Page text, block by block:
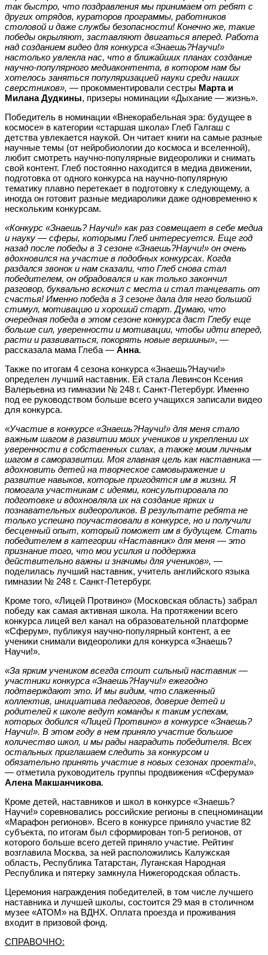
так быстро, что поздравления мы принимаем от ребят с
других отрядов, кураторов программы, работников
столовой и даже службы безопасности! Конечно же, такие
победы окрыляют, заставляют двигаться вперед. Работа
над созданием видео для конкурса «Знаешь?Научи!»
настолько увлекла нас, что в ближайших планах создание
научно-популярного медиаконтента, в котором нам бы
хотелось заняться популяризацией науки среди наших
сверстников», — прокомментировали сестры Марта и
Милана Дудкины, призеры номинации «Дыхание — жизнь».
Победитель в номинации «Внекорабельная эра: будущее в
космосе» в категории «старшая школа» Глеб Галгаш с
детства увлекается наукой. Он читает книги на самые разные
научные темы (от нейробиологии до космоса и вселенной),
любит смотреть научно-популярные видеоролики и снимать
свой контент. Глеб постоянно находится в медиа движении,
подготовка от одного конкурса на научно-популярную
тематику плавно перетекает в подготовку к следующему, а
иногда он готовит разные медиаролики даже одновременно к
нескольким конкурсам.
«Конкурс «Знаешь? Научи!» как раз совмещает в себе медиа
и науку — сферы, которыми Глеб интересуется. Еще год
назад после победы в 3 сезоне «Знаешь?Научи!» он очень
вдохновился на участие в подобных конкурсах. Когда
раздался звонок и нам сказали, что Глеб снова стал
победителем, он обрадовался и как только закончил
разговор, буквально вскочил с места и стал танцевать от
счастья! Именно победа в 3 сезоне дала для него большой
стимул, мотивацию и хороший старт. Думаю, что
очередная победа в этом сезоне конкурса даст Глебу еще
больше сил, уверенности и мотивации, чтобы идти вперед,
расти и развиваться, покорять новые вершины», —
рассказала мама Глеба — Анна.
Также по итогам 4 сезона конкурса «Знаешь?Научи!»
определен лучший наставник. Ей стала Левинсон Ксения
Валерьевна из гимназии № 248 г. Санкт-Петербург. Именно
под ее руководством больше всего учащихся записали видео
для конкурса.
«Участие в конкурсе «Знаешь?Научи!» для меня стало
важным шагом в развитии моих учеников и укреплении их
уверенности в собственных силах, а также моим личным
шагом в саморазвитии. Моя главная цель как наставника —
вдохновить детей на творческое самовыражение и
развитие навыков, которые пригодятся им в жизни. Я
помогала участникам с идеями, консультировала по
подготовке и вдохновляла их на создание ярких и
познавательных видеороликов. В результате ребята не
только успешно поучаствовали в конкурсе, но и получили
бесценный опыт, который поможет им в будущем. Стать
победителем в категории «Наставник» для меня — это
признание того, что мои усилия и поддержка
действительно важны и значимы для учеников», —
поделилась лучший наставник, учитель английского языка
гимназии № 248 г. Санкт-Петербург.
Кроме того, «Лицей Протвино» (Московская область) забрал
победу как самая активная школа. На протяжении всего
конкурса лицей вел канал на образовательной платформе
«Сферум», публикуя научно-популярный контент, а ее
ученики снимали видеоролики для конкурса «Знаешь?
Научи!».
«За ярким учеником всегда стоит сильный наставник —
участники конкурса «Знаешь?Научи!» ежегодно
подтверждают это. И мы видим, что слаженный
коллектив, инициатива педагогов, доверие детей и
родителей к школе ведут команды к таким успехам,
которых добился «Лицей Протвино» в конкурсе «Знаешь?
Научи!». В этом году в нем приняло участие большое
количество школ, и мы рады наградить победителя. Всех
остальных приглашаем следить за конкурсом и
обязательно принять участие в новых сезонах проекта!»,
— отметила руководитель группы продвижения «Сферума»
Алена Макшанчикова.
Кроме детей, наставников и школ в конкурсе «Знаешь?
Научи!» соревновались российские регионы в спецноминации
«Марафон регионов». Всего в конкурсе приняло участие 82
субъекта, по итогам был сформирован топ-5 регионов, от
которого больше всего детей приняло участие. Рейтинг
возглавила Москва, за ней расположились Калужская
область, Республика Татарстан, Луганская Народная
Республика и пятерку замкнула Нижегородская область.
Церемония награждения победителей, в том числе лучшего
наставника и лучшей школы, состоится 29 мая в столичном
музее «АТОМ» на ВДНХ. Оплата проезда и проживания
входит в призовой фонд.
СПРАВОЧНО: